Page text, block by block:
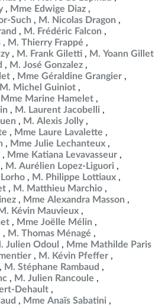
Mme Edwige Diaz
Such
M. Nicolas Dragon
M. Frédéric Falcon
M. Thierry Frappé
M. Frank Giletti
M. Yoann Gillet
M. José Gonzalez
Mme Géraldine Grangier
M. Michel Guiniot
Mme Marine Hamelet
M. Laurent Jacobelli
M. Alexis Jolly
Mme Laure Lavalette
Mme Julie Lechanteux
Mme Katiana Levavasseur
M. Aurélien Lopez-Liguori
M. Philippe Lottiaux
M. Matthieu Marchio
Mme Alexandra Masson
M. Kévin Mauvieux
Mme Joëlle Mélin
M. Thomas Ménagé
Julien Odoul
Mme Mathilde Paris
M. Kévin Pfeffer
M. Stéphane Rambaud
M. Julien Rancoule
Dehault
Mme Anaïs Sabatini